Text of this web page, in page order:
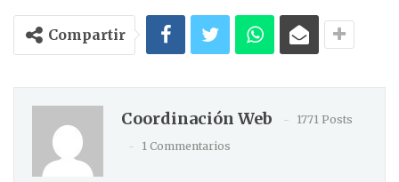
Compartir
Coordinación Web
1771 Posts
1 Commentarios